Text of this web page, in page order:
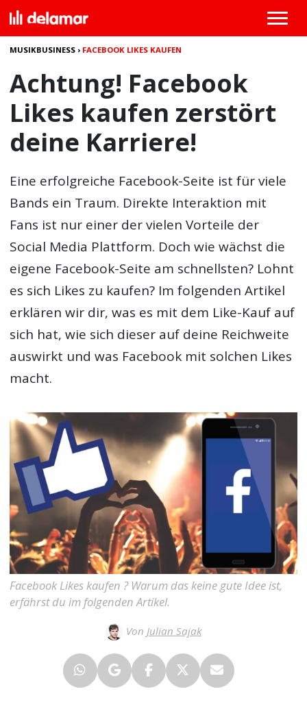
MUSIKBUSINESS › FACEBOOK LIKES KAUFEN
Achtung! Facebook
Likes kaufen zerstört
deine Karriere!
Eine erfolgreiche Facebook-Seite ist für viele
Bands ein Traum. Direkte Interaktion mit
Fans ist nur einer der vielen Vorteile der
Social Media Plattform. Doch wie wächst die
eigene Facebook-Seite am schnellsten? Lohnt
es sich Likes zu kaufen? Im folgenden Artikel
erklären wir dir, was es mit dem Like-Kauf auf
sich hat, wie sich dieser auf deine Reichweite
auswirkt und was Facebook mit solchen Likes
macht.
Facebook Likes kaufen ? Warum das keine gute Idee ist,
erfährst du im folgenden Artikel.
Von Julian Sajak